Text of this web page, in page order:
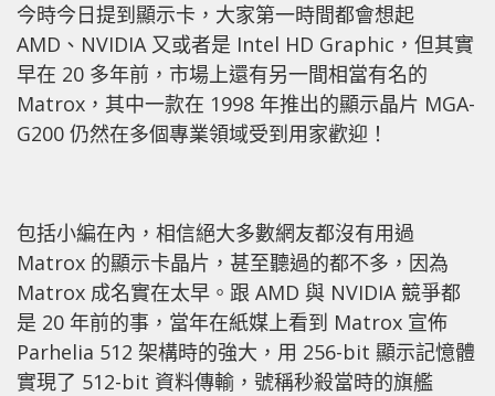
今時今日提到顯示卡，大家第一時間都會想起
AMD、NVIDIA 又或者是 Intel HD Graphic，但其實
早在 20 多年前，市場上還有另一間相當有名的
Matrox，其中一款在 1998 年推出的顯示晶片 MGA-
G200 仍然在多個專業領域受到用家歡迎！
包括小編在內，相信絕大多數網友都沒有用過
Matrox 的顯示卡晶片，甚至聽過的都不多，因為
Matrox 成名實在太早。跟 AMD 與 NVIDIA 競爭都
是 20 年前的事，當年在紙媒上看到 Matrox 宣佈
Parhelia 512 架構時的強大，用 256-bit 顯示記憶體
實現了 512-bit 資料傳輸，號稱秒殺當時的旗艦